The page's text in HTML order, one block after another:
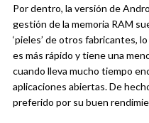
Por dentro, la versión de
gestión de la memoria RAM
‘pieles’ de otros fabricantes,
es más rápido y tiene una
cuando lleva mucho tiempo
aplicaciones abiertas. De
preferido por su buen